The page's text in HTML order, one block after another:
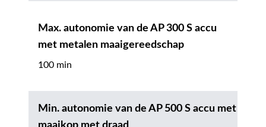
Max. autonomie van de AP 300 S accu
met metalen maaigereedschap
100 min
Min. autonomie van de AP 500 S accu met